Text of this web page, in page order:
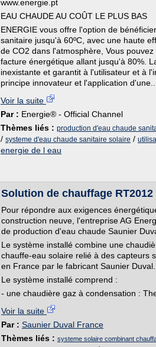
www.energie.pt
EAU CHAUDE AU COÛT LE PLUS BAS
ENERGIE vous offre l'option de
sanitaire jusqu'à 60ºC, avec une haute
de CO2 dans l'atmosphère, Vous
facture énergétique allant jusqu'à 80%.
inexistante et garantit à l'utilisateur et à
principe innovateur et l'application d'une...
Voir la suite
Par : Energie® - Official Channel
Thèmes liés : production d'eau chaude
/ systeme d'eau chaude sanitaire solaire /
energie de l eau
Solution de chauffage
Pour répondre aux exigences
construction neuve, l'entreprise AG
de production d'eau chaude Saunier
Le système installé combine une
chauffe-eau solaire relié à des capteurs
en France par le fabricant Saunier Duval.
Le système installé comprend :
- une chaudière gaz à condensation :
Voir la suite
Par : Saunier Duval France
Thèmes liés : systeme solaire combinant